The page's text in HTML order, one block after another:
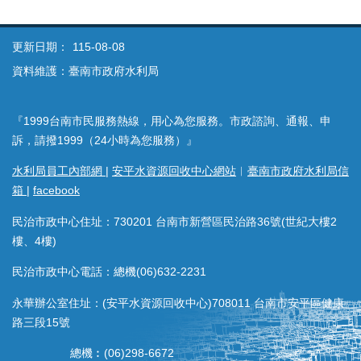
更新日期：
115-08-08
資料維護：臺南市政府水利局
『1999台南市民服務熱線，用心為您服務。市政諮詢、通報、申
訴，請撥1999（24小時為您服務）』
水利局員工內部網 | 安平水資源回收中心網站 ︱ 臺南市政府水利局信
箱 | facebook
民治市政中心住址：730201 台南市新營區民治路36號(世紀大樓2
樓、4樓)
民治市政中心電話：總機(06)632-2231
永華辦公室住址：(安平水資源回收中心)708011 台南市安平區健康
路三段15號
總機︰(06)298-6672